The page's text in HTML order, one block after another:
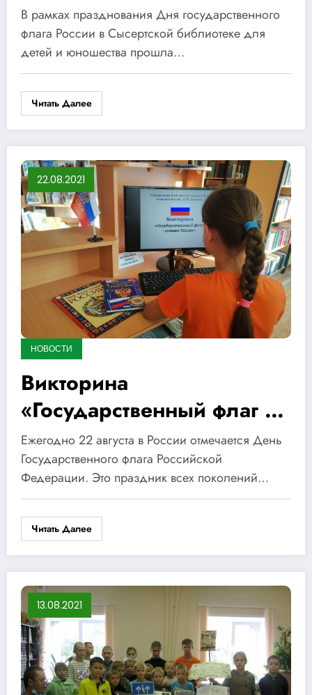
В рамках празднования Дня государственного
флага России в Сысертской библиотеке для
детей и юношества прошла…
Читать Далее
22.08.2021
НОВОСТИ
Викторина
«Государственный флаг –
символ России»
Ежегодно 22 августа в России отмечается День
Государственного флага Российской
Федерации. Это праздник всех поколений…
Читать Далее
13.08.2021